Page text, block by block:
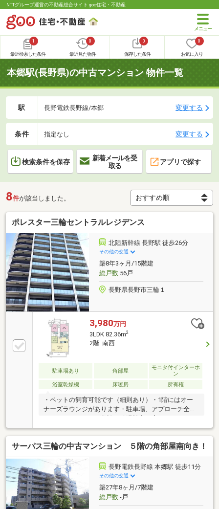
NTTグループ運営の不動産総合サイト goo住宅・不動産
1
最近検索した条件
0
最近見た物件
0
保存した条件
0
お気に入り
本郷駅(長野県)の中古マンション 物件一覧
駅 長野電鉄長野線/本郷 変更する
条件 指定なし 変更する
検索条件を保存
新着メールを受
取る
アプリで探す
8件が該当しました。
ポレスター三輪セントラルレジデンス
北陸新幹線 長野駅 徒歩26分
その他の交通
築8年3ヶ月/15階建
総戸数56戸
長野県長野市三輪１
3,980万円
3LDK 82.36m2
2階 南西
駐車場あり 角部屋
モニタ付インターホ
ン
浴室乾燥機
床暖房 所有権
・ペットの飼育可能です（細則あり）・1階にはオー
ナーズラウンジがあります・駐車場、アプローチ全て
ズを採用してます・1台無料平置き駐車場、駐輪場無
料・オーナーズラウンジ、タイヤ置き場（1台分）完
備
サーパス三輪の中古マンション ５階の角部屋南向き！
長野電鉄長野線 本郷駅 徒歩11分
その他の交通
築27年8ヶ月/7階建
総戸数-戸